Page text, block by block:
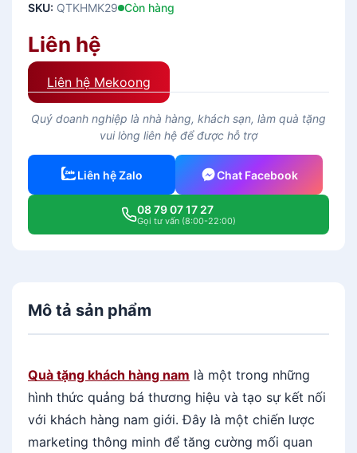
SKU: QTKHMK29 Còn hàng
Liên hệ
Liên hệ Mekoong
Quý doanh nghiệp là nhà hàng, khách sạn, làm quà tặng
vui lòng liên hệ để được hỗ trợ
Liên hệ Zalo Chat Facebook
08 79 07 17 27
Gọi tư vấn (8:00-22:00)
Mô tả sản phẩm
Quà tặng khách hàng nam là một trong những
hình thức quảng bá thương hiệu và tạo sự kết nối
với khách hàng nam giới. Đây là một chiến lược
marketing thông minh để tăng cường mối quan